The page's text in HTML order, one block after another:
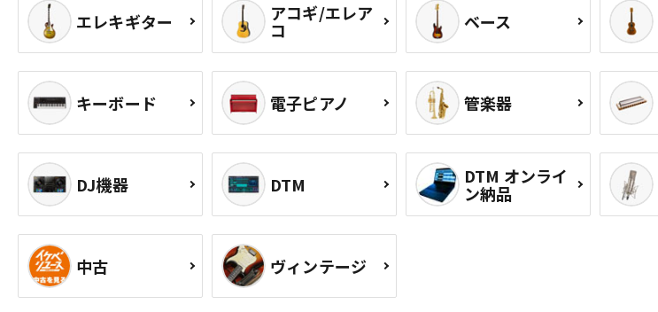
エレキギター アコギ/エレア
コ ベース
キーボード 電子ピアノ 管楽器
DJ機器 DTM DTM オンライ
ン納品
中古 ヴィンテージ